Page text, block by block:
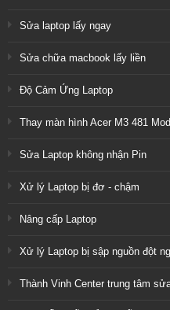
Sửa laptop lấy ngay
Sửa chữa macbook lấy liền
Độ Cảm Ứng Laptop
Thay màn hình Acer M3 481
Sửa Laptop không nhận Pin
Xử lý Laptop bị đơ - chậm
Nâng cấp Laptop
Xử lý Laptop bị sập nguồn đột
Thành Vinh Center trung tâm